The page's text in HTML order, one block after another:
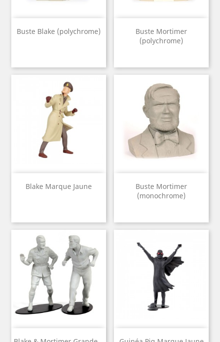
Buste Blake (polychrome)
Buste Mortimer
(polychrome)
Blake Marque Jaune
Buste Mortimer
(monochrome)